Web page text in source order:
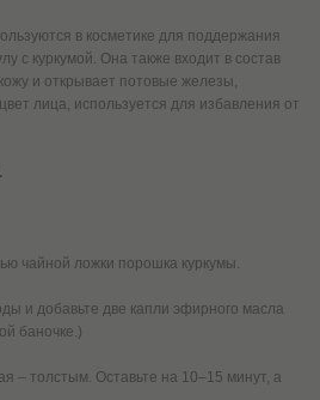
в косметике для поддержания
с куркумой. Она также входит в состав
и открывает потовые железы,
лица, используется для избавления от
чайной ложки порошка куркумы.
и добавьте две капли эфирного масла
баночке.)
– толстым. Оставьте на 10–15 минут, а